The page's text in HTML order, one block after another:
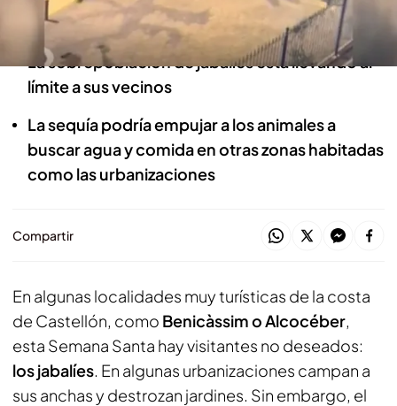
Benicassim o Alcocéber
La sobrepoblación de jabalíes está llevando al
límite a sus vecinos
La sequía podría empujar a los animales a
buscar agua y comida en otras zonas habitadas
como las urbanizaciones
Compartir
En algunas localidades muy turísticas de la costa
de Castellón, como Benicàssim o Alcocéber,
esta Semana Santa hay visitantes no deseados:
los jabalíes. En algunas urbanizaciones campan a
sus anchas y destrozan jardines. Sin embargo, el